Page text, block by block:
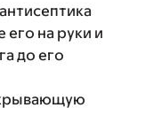
его на руки и
до его